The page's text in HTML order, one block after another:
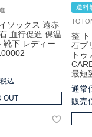
ソックス 遠赤
血行促進 保温
靴下 レディー
税込
OUT
送料
整
石プ
トゥ
最短
通常
販売